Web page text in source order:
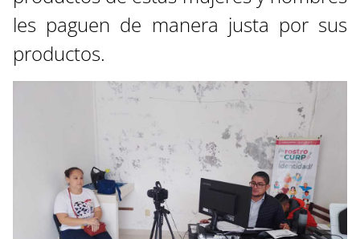
les paguen de manera justa por sus
productos.